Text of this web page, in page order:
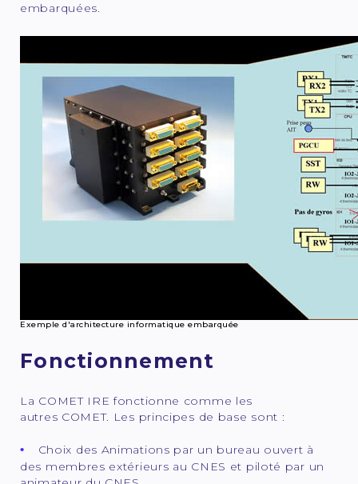
embarquées.
Exemple d'architecture informatique embarquée
Fonctionnement
La COMET IRE fonctionne comme les
autres COMET. Les principes de base sont :
Choix des Animations par un bureau ouvert à
des membres extérieurs au CNES et piloté par un